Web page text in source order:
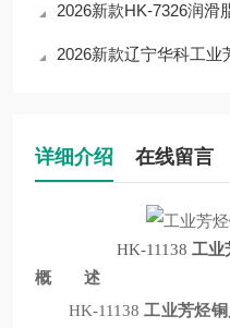
2026新款HK-7326润滑脂铜片腐蚀
2026新款辽宁华科工业芳烃铜片
详细介绍 在线留言
HK-11138 工业
概 述
HK-11138工业芳烃